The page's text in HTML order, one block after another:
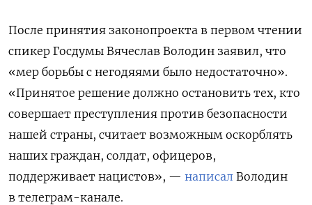
После принятия законопроекта в первом чтении
спикер Госдумы Вячеслав Володин заявил, что
«мер борьбы с негодяями было недостаточно».
«Принятое решение должно остановить тех, кто
совершает преступления против безопасности
нашей страны, считает возможным оскорблять
наших граждан, солдат, офицеров,
поддерживает нацистов», — написал Володин
в телеграм-канале.